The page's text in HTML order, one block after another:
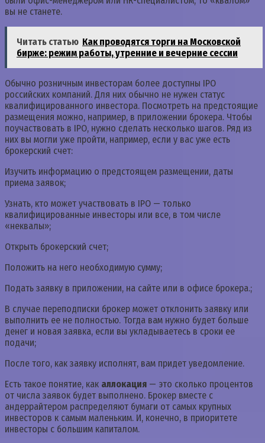
вы не станете.
Читать статью Как проводятся торги на Московской
бирже: режим работы, утренние и вечерние сессии
Обычно розничным инвесторам более доступны IPO
российских компаний. Для них обычно не нужен статус
квалифицированного инвестора. Посмотреть на предстоящие
размещения можно, например, в приложении брокера. Чтобы
поучаствовать в IPO, нужно сделать несколько шагов. Ряд из
них вы могли уже пройти, например, если у вас уже есть
брокерский счет:
Изучить информацию о предстоящем размещении, даты
приема заявок;
Узнать, кто может участвовать в IPO — только
квалифицированные инвесторы или все, в том числе
«неквалы»;
Открыть брокерский счет;
Положить на него необходимую сумму;
Подать заявку в приложении, на сайте или в офисе брокера.;
В случае переподписки брокер может отклонить заявку или
выполнить ее не полностью. Тогда вам нужно будет больше
денег и новая заявка, если вы укладываетесь в сроки ее
подачи;
После того, как заявку исполнят, вам придет уведомление.
Есть такое понятие, как аллокация — это сколько процентов
от числа заявок будет выполнено. Брокер вместе с
андеррайтером распределяют бумаги от самых крупных
инвесторов к самым маленьким. И, конечно, в приоритете
инвесторы с большим капиталом.